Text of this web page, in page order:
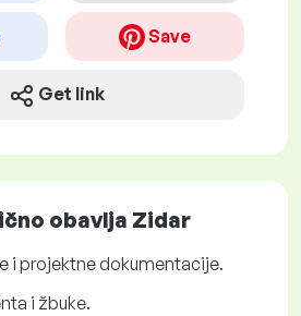
Save
Get link
obavlja Zidar
i projektne dokumentacije.
i žbuke.